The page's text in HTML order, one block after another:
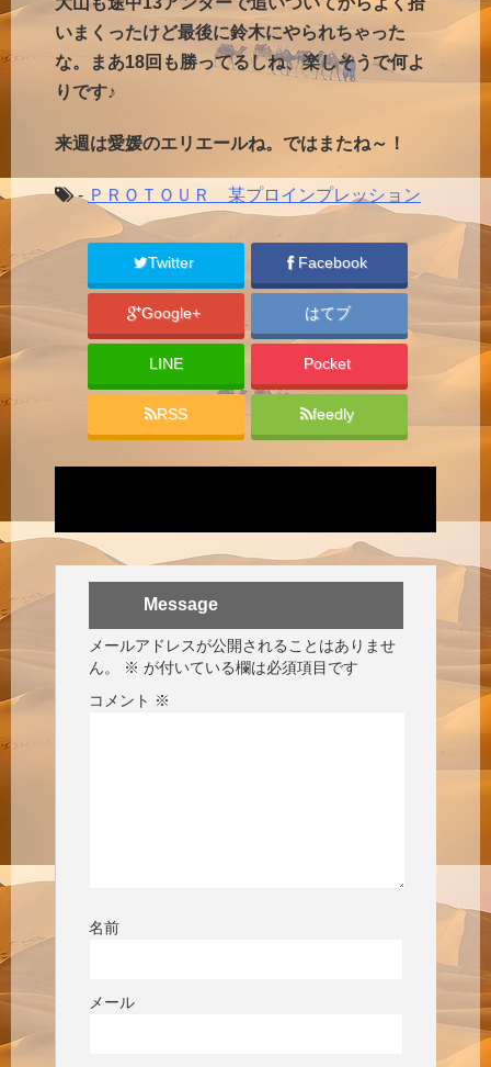
いまくったけど最後に鈴木にやられちゃった
な。まあ18回も勝ってるしね、楽しそうで何よ
りです♪
来週は愛媛のエリエールね。ではまたね～！
- ＰＲＯＴＯＵＲ 某プロインプレッション
Twitter Facebook
Google+ はてブ
LINE Pocket
RSS feedly
Message
メールアドレスが公開されることはありませ
ん。
※ が付いている欄は必須項目です
コメント ※
名前
メール